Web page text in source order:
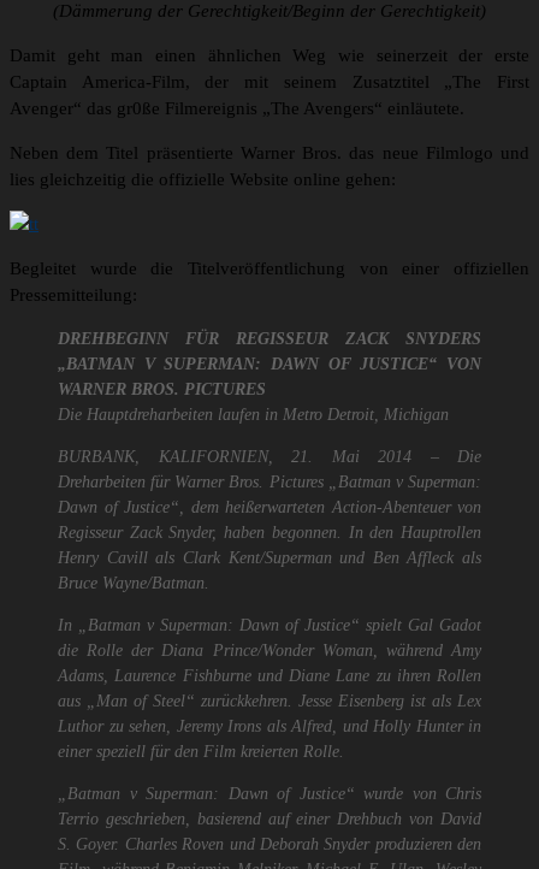
(Dämmerung der Gerechtigkeit/Beginn der Gerechtigkeit)
Damit geht man einen ähnlichen Weg wie seinerzeit der erste
Captain America-Film, der mit seinem Zusatztitel „The First
Avenger“ das gr0ße Filmereignis „The Avengers“ einläutete.
Neben dem Titel präsentierte Warner Bros. das neue Filmlogo und
lies gleichzeitig die offizielle Website online gehen:
Begleitet wurde die Titelveröffentlichung von einer offiziellen
Pressemitteilung:
DREHBEGINN FÜR REGISSEUR ZACK SNYDERS
„BATMAN V SUPERMAN: DAWN OF JUSTICE“ VON
WARNER BROS. PICTURES
Die Hauptdreharbeiten laufen in Metro Detroit, Michigan
BURBANK, KALIFORNIEN, 21. Mai 2014 – Die
Dreharbeiten für Warner Bros. Pictures „Batman v Superman:
Dawn of Justice“, dem heißerwarteten Action-Abenteuer von
Regisseur Zack Snyder, haben begonnen. In den Hauptrollen
Henry Cavill als Clark Kent/Superman und Ben Affleck als
Bruce Wayne/Batman.
In „Batman v Superman: Dawn of Justice“ spielt Gal Gadot
die Rolle der Diana Prince/Wonder Woman, während Amy
Adams, Laurence Fishburne und Diane Lane zu ihren Rollen
aus „Man of Steel“ zurückkehren. Jesse Eisenberg ist als Lex
Luthor zu sehen, Jeremy Irons als Alfred, und Holly Hunter in
einer speziell für den Film kreierten Rolle.
„Batman v Superman: Dawn of Justice“ wurde von Chris
Terrio geschrieben, basierend auf einer Drehbuch von David
S. Goyer. Charles Roven und Deborah Snyder produzieren den